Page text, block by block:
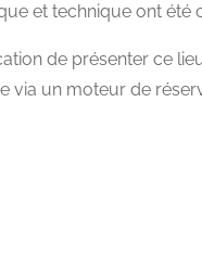
et technique ont été
de présenter ce
via un moteur de